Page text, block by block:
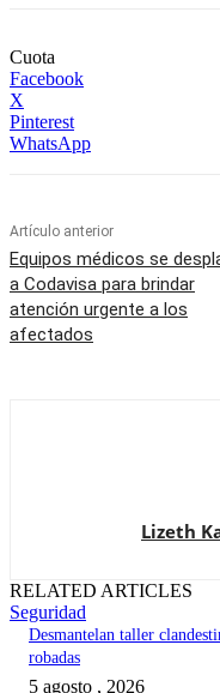
Cuota
Facebook
X
Pinterest
WhatsApp
Artículo anterior
Equipos médicos se
a Codavisa para brindar
atención urgente a los
afectados
Lizeth
RELATED ARTICLES
Seguridad
Desmantelan taller
robadas
5 agosto , 2026